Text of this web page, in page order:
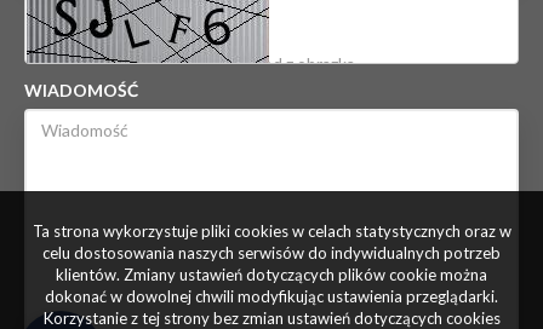
WIADOMOŚĆ
Ta strona wykorzystuje pliki cookies w celach statystycznych oraz w
celu dostosowania naszych serwisów do indywidualnych potrzeb
klientów. Zmiany ustawień dotyczących plików cookie można
dokonać w dowolnej chwili modyfikując ustawienia przeglądarki.
Korzystanie z tej strony bez zmian ustawień dotyczących cookies